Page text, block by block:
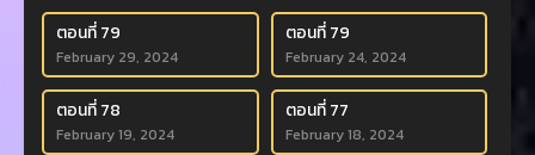
ตอนที่ 79
February 29, 2024
ตอนที่ 79
February 24, 2024
ตอนที่ 78
February 19, 2024
ตอนที่ 77
February 18, 2024